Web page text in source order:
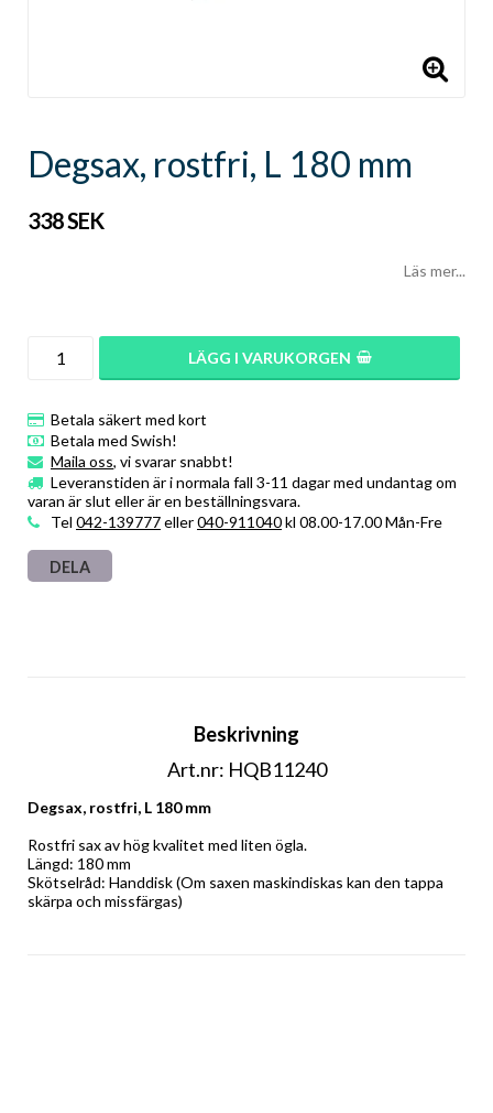
Degsax, rostfri, L 180 mm
338 SEK
Läs mer...
LÄGG I VARUKORGEN
Betala säkert med kort
Betala med Swish!
Maila oss, vi svarar snabbt!
Leveranstiden är i normala fall 3-11 dagar med undantag om
varan är slut eller är en beställningsvara.
Tel 042-139777eller040-911040kl 08.00-17.00 Mån-Fre
DELA
Beskrivning
Art.nr: HQB11240
Degsax, rostfri, L 180 mm
Rostfri sax av hög kvalitet med liten ögla.
Längd: 180 mm
Skötselråd: Handdisk (Om saxen maskindiskas kan den tappa
skärpa och missfärgas)